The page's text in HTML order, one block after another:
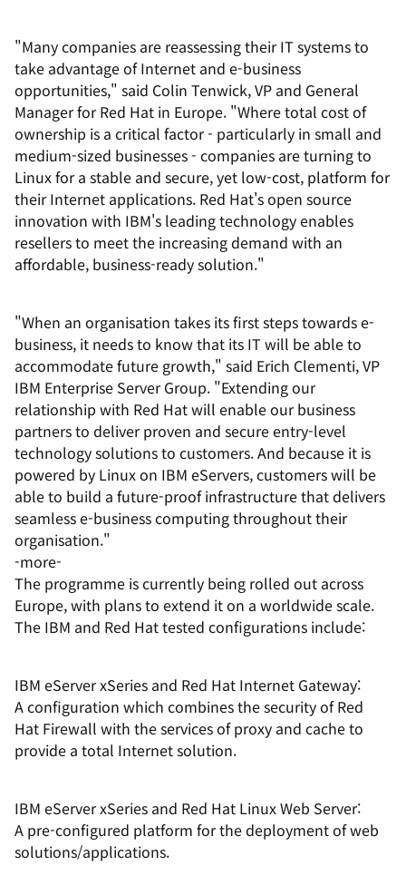
"Many companies are reassessing their IT systems to
take advantage of Internet and e-business
opportunities," said Colin Tenwick, VP and General
Manager for Red Hat in Europe. "Where total cost of
ownership is a critical factor - particularly in small and
medium-sized businesses - companies are turning to
Linux for a stable and secure, yet low-cost, platform for
their Internet applications. Red Hat's open source
innovation with IBM's leading technology enables
resellers to meet the increasing demand with an
affordable, business-ready solution."
"When an organisation takes its first steps towards e-
business, it needs to know that its IT will be able to
accommodate future growth," said Erich Clementi, VP
IBM Enterprise Server Group. "Extending our
relationship with Red Hat will enable our business
partners to deliver proven and secure entry-level
technology solutions to customers. And because it is
powered by Linux on IBM eServers, customers will be
able to build a future-proof infrastructure that delivers
seamless e-business computing throughout their
organisation."
-more-
The programme is currently being rolled out across
Europe, with plans to extend it on a worldwide scale.
The IBM and Red Hat tested configurations include:
IBM eServer xSeries and Red Hat Internet Gateway:
A configuration which combines the security of Red
Hat Firewall with the services of proxy and cache to
provide a total Internet solution.
IBM eServer xSeries and Red Hat Linux Web Server:
A pre-configured platform for the deployment of web
solutions/applications.